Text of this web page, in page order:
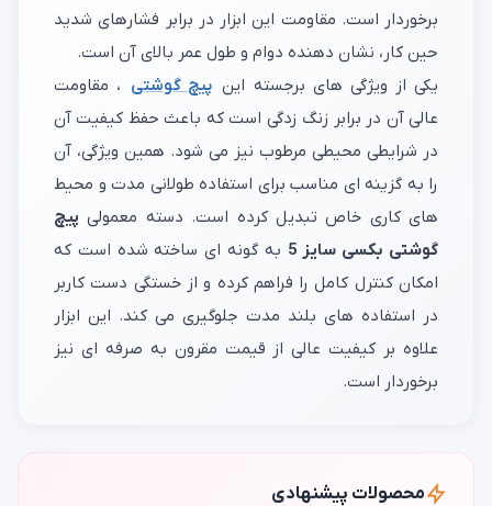
برخوردار است. مقاومت این ابزار در برابر فشارهای شدید
حین کار، نشان دهنده دوام و طول عمر بالای آن است.
یکی از ویژگی های برجسته این پیچ گوشتی ، مقاومت
عالی آن در برابر زنگ زدگی است که باعث حفظ کیفیت آن
در شرایطی محیطی مرطوب نیز می شود. همین ویژگی، آن
را به گزینه ای مناسب برای استفاده طولانی مدت و محیط
های کاری خاص تبدیل کرده است. دسته معمولی پیچ
گوشتی بکسی سایز 5
به گونه ای ساخته شده است که
امکان کنترل کامل را فراهم کرده و از خستگی دست کاربر
در استفاده های بلند مدت جلوگیری می کند. این ابزار
علاوه بر کیفیت عالی از قیمت مقرون به صرفه ای نیز
برخوردار است.
محصولات پیشنهادی